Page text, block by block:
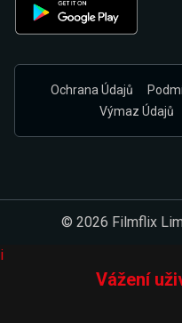
Ochrana Údajů
Výmaz Údajů
© 2026 Filmflix
i
Vážení